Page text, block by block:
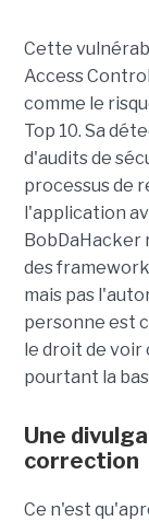
Cette
Access
comme le
Top 10. Sa
d'audits de
processus de
l'application
BobDaHacker
des
mais pas
personne est
le droit de voir
pourtant la
Une
correction
Ce n'est